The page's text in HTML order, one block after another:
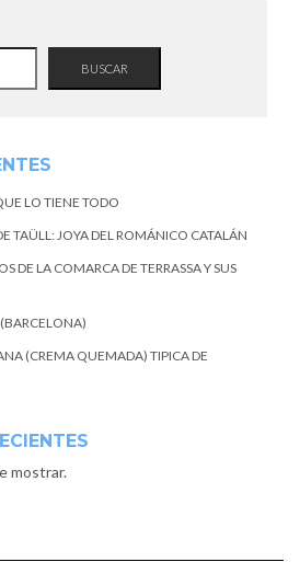
BUSCAR
LO TIENE TODO
TAÜLL: JOYA DEL ROMÁNICO CATALÁN
DE LA COMARCA DE TERRASSA Y SUS
(CREMA QUEMADA) TIPICA DE
mostrar.